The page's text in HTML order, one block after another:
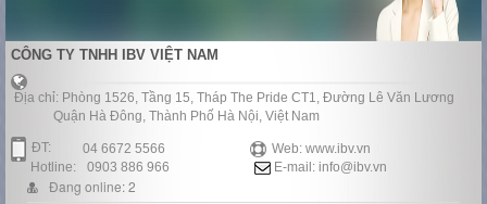
CÔNG TY TNHH IBV VIỆT NAM
Địa chỉ: Phòng 1526, Tầng 15, Tháp The Pride CT1, Đường Lê Văn Lương
Quận Hà Đông, Thành Phố Hà Nội, Việt Nam
ĐT: 04 6672 5566
Web: www.ibv.vn
Hotline:
0903 886 966 E-mail: info@ibv.vn
Đang online: 2